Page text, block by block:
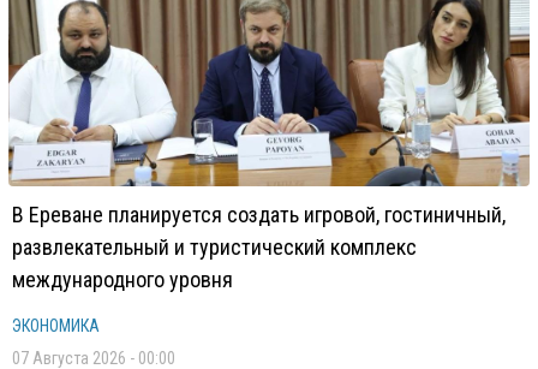
В Ереване планируется создать игровой, гостиничный,
развлекательный и туристический комплекс
международного уровня
ЭКОНОМИКА
07 Августа 2026 - 00:00